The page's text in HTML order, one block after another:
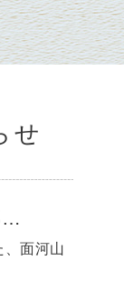
せ
面河山